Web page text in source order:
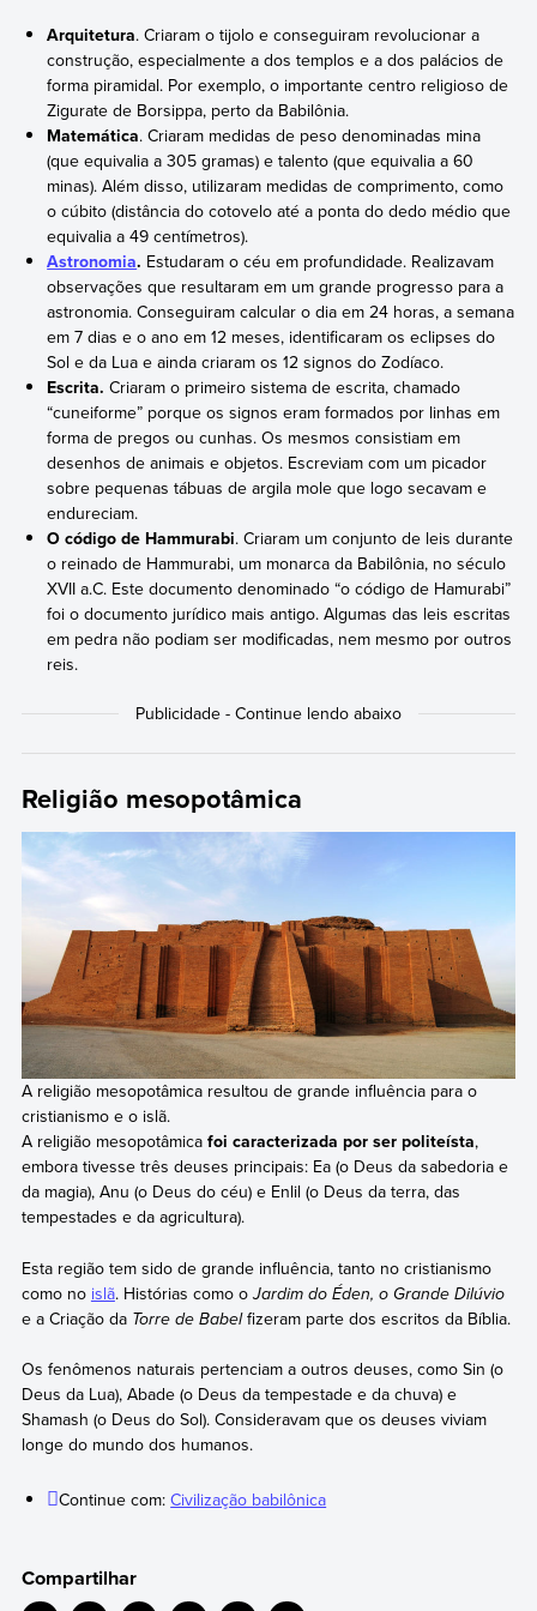
Arquitetura. Criaram o tijolo e conseguiram revolucionar a
construção, especialmente a dos templos e a dos palácios de
forma piramidal. Por exemplo, o importante centro religioso de
Zigurate de Borsippa, perto da Babilônia.
Matemática. Criaram medidas de peso denominadas mina
(que equivalia a 305 gramas) e talento (que equivalia a 60
minas). Além disso, utilizaram medidas de comprimento, como
o cúbito (distância do cotovelo até a ponta do dedo médio que
equivalia a 49 centímetros).
Astronomia. Estudaram o céu em profundidade. Realizavam
observações que resultaram em um grande progresso para a
astronomia. Conseguiram calcular o dia em 24 horas, a semana
em 7 dias e o ano em 12 meses, identificaram os eclipses do
Sol e da Lua e ainda criaram os 12 signos do Zodíaco.
Escrita. Criaram o primeiro sistema de escrita, chamado
“cuneiforme” porque os signos eram formados por linhas em
forma de pregos ou cunhas. Os mesmos consistiam em
desenhos de animais e objetos. Escreviam com um picador
sobre pequenas tábuas de argila mole que logo secavam e
endureciam.
O código de Hammurabi. Criaram um conjunto de leis durante
o reinado de Hammurabi, um monarca da Babilônia, no século
XVII a.C. Este documento denominado “o código de Hamurabi”
foi o documento jurídico mais antigo. Algumas das leis escritas
em pedra não podiam ser modificadas, nem mesmo por outros
reis.
Religião mesopotâmica
A religião mesopotâmica resultou de grande influência para o
cristianismo e o islã.
A religião mesopotâmica foi caracterizada por ser politeísta,
embora tivesse três deuses principais: Ea (o Deus da sabedoria e
da magia), Anu (o Deus do céu) e Enlil (o Deus da terra, das
tempestades e da agricultura).
Esta região tem sido de grande influência, tanto no cristianismo
como no islã. Histórias como oJardim do Éden, o Grande Dilúvio
e a Criação da Torre de Babelfizeram parte dos escritos da Bíblia.
Os fenômenos naturais pertenciam a outros deuses, como Sin (o
Deus da Lua), Abade (o Deus da tempestade e da chuva) e
Shamash (o Deus do Sol). Consideravam que os deuses viviam
longe do mundo dos humanos.
Continue com:Civilização babilônica
Compartilhar